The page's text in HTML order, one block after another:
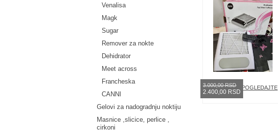
Venalisa
Magk
Sugar
Remover za nokte
Dehidrator
Meet across
Francheska
CANNI
Gelovi za nadogradnju noktiju
Masnice ,slicice, perlice ,
cirkoni
POGLEDAJTE
3.000,00 RSD
2.400,00 RSD